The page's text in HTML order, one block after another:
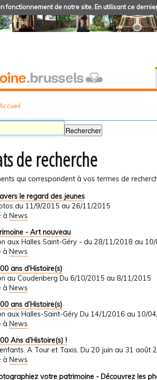
fonctionnement de notre site. En utilisant ce
de recherche
qui correspondent à vos termes de
le regard des jeunes
du 11/9/2015 au 26/11/2015
à News
- Art nouveau
aux Halles Saint-Géry - du 28/11/2018 au
à News
ans d’Histoire(s)
au Coudenberg Du 6/10/2015 au 8/11/2015
à News
ans d’Histoire(s)
aux Halles-Saint-Géry Du 14/1/2016 au 10/
à News
Ans d’Histoire(s) !
A Tour et Taxis. Du 20 juin au 31 août
à News
votre patrimoine - Découvrez les